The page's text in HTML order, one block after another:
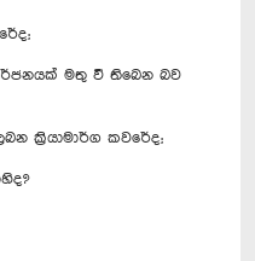
මතු වී තිබෙන බව
ක්‍රියාමාර්ග කවරේද;